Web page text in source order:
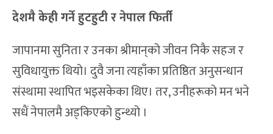
देशमै केही गर्ने हुटहुटी र नेपाल फिर्ती
जापानमा सुनिता र उनका श्रीमान्‌को जीवन निकै सहज र
सुविधायुक्त थियो। दुवै जना त्यहाँका प्रतिष्ठित अनुसन्धान
संस्थामा स्थापित भइसकेका थिए। तर, उनीहरूको मन भने
सधैं नेपालमै अड्किएको हुन्थ्यो ।